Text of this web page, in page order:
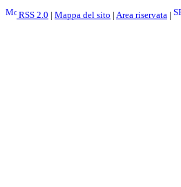
RSS 2.0 | Mappa del sito | Area riservata |